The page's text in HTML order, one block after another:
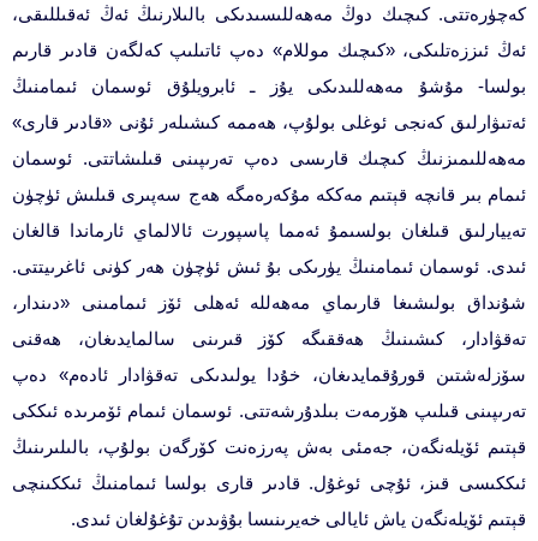
كەچۈرەتتى. كىچىك دوڭ مەھەللىسىدىكى بالىلارنىڭ ئەڭ ئەقىللىقى،
ئەڭ ئىززەتلىكى، «كىچىك موللام» دەپ ئاتىلىپ كەلگەن قادىر قارىم
بولسا- مۇشۇ مەھەللىدىكى يۇز ـ ئابرويلۇق ئوسمان ئىمامنىڭ
ئەتىۋارلىق كەنجى ئوغلى بولۇپ، ھەممە كىشىلەر ئۇنى «قادىر قارى»
مەھەللىمىزنىڭ كىچىك قارىسى دەپ تەرىپىنى قىلىشاتتى. ئوسمان
ئىمام بىر قانچە قېتىم مەككە مۇكەرەمگە ھەج سەپىرى قىلىش ئۈچۈن
تەييارلىق قىلغان بولسىمۇ ئەمما پاسپورت ئالالماي ئارماندا قالغان
ئىدى. ئوسمان ئىمامنىڭ يۈرىكى بۇ ئىش ئۈچۈن ھەر كۈنى ئاغرىيتتى.
شۇنداق بولىشىغا قارىماي مەھەللە ئەھلى ئۆز ئىمامىنى «دىندار،
تەقۋادار، كىشىنىڭ ھەققىگە كۆز قىرىنى سالمايدىغان، ھەقنى
سۆزلەشتىن قورۇقمايدىغان، خۇدا يولىدىكى تەقۋادار ئادەم» دەپ
تەرىپىنى قىلىپ ھۆرمەت بىلدۇرشەتتى. ئوسمان ئىمام ئۆمرىدە ئىككى
قېتىم ئۆيلەنگەن، جەمئ‍ى بەش پەرزەنت كۆرگەن بولۇپ، بالىلىرىنىڭ
ئىككىسى قىز، ئۇچى ئوغۇل. قادىر قارى بولسا ئىمامنىڭ ئىككىنچى
قېتىم ئۆيلەنگەن ياش ئايالى خەيرىنىسا بۇۋىدىن تۇغۇلغان ئىدى.